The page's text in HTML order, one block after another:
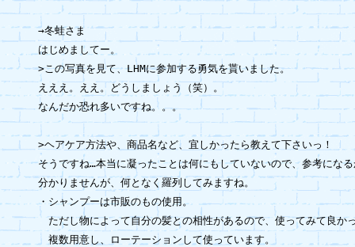
→冬蛙さま
はじめましてー。
>この写真を見て、LHMに参加する勇気を貰いました。
えええ。ええ。どうしましょう（笑）。
なんだか恐れ多いですね。。。
>ヘアケア方法や、商品名など、宜しかったら教えて下さいっ！
そうですね…本当に凝ったことは何にもしていないので、参考にな
分かりませんが、何となく羅列してみますね。
・シャンプーは市販のもの使用。
ただし物によって自分の髪との相性があるので、使ってみて良か
複数用意し、ローテーションして使っています。